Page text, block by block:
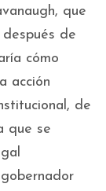
que
de
cómo
acción
de
que se